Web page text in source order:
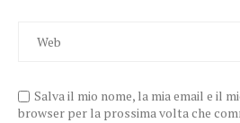
Salva il mio nome, la mia email e il
browser per la prossima volta che